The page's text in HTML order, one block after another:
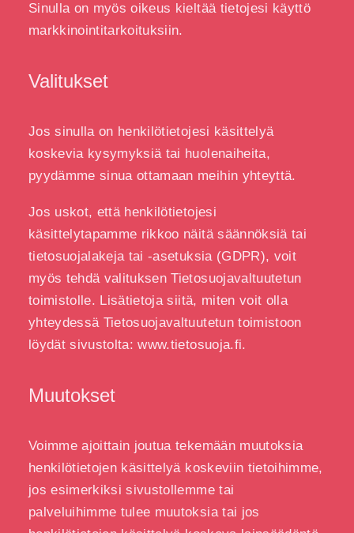
Sinulla on myös oikeus kieltää tietojesi käyttö
markkinointitarkoituksiin.
Valitukset
Jos sinulla on henkilötietojesi käsittelyä
koskevia kysymyksiä tai huolenaiheita,
pyydämme sinua ottamaan meihin yhteyttä.
Jos uskot, että henkilötietojesi
käsittelytapamme rikkoo näitä säännöksiä tai
tietosuojalakeja tai -asetuksia (GDPR), voit
myös tehdä valituksen Tietosuojavaltuutetun
toimistolle. Lisätietoja siitä, miten voit olla
yhteydessä Tietosuojavaltuutetun toimistoon
löydät sivustolta: www.tietosuoja.fi.
Muutokset
Voimme ajoittain joutua tekemään muutoksia
henkilötietojen käsittelyä koskeviin tietoihimme,
jos esimerkiksi sivustollemme tai
palveluihimme tulee muutoksia tai jos